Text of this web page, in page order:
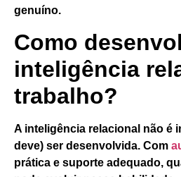
genuíno.
Como
inteligência
trabalho?
A inteligência relacional não é
deve) ser desenvolvida. Com
prática e suporte adequado,